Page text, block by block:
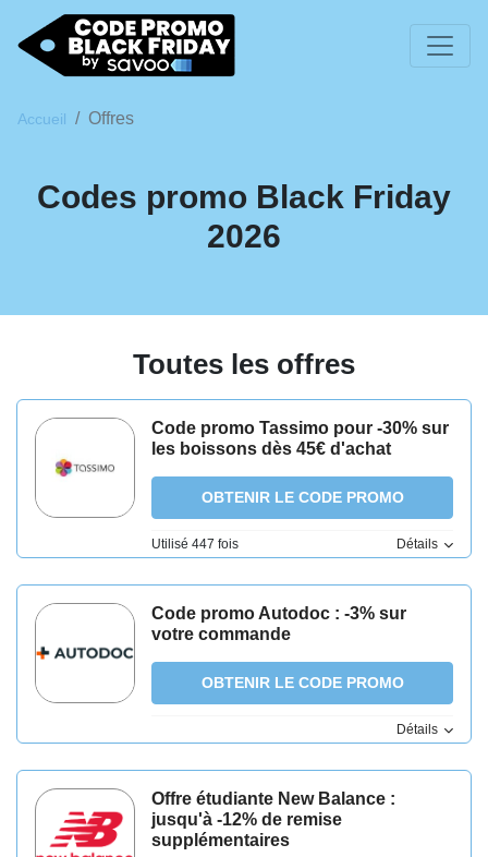
Accueil Offres
Codes promo Black Friday
2026
Toutes les offres
Code promo Tassimo pour -30% sur
les boissons dès 45€ d'achat
OBTENIR LE CODE PROMO
Utilisé 447 fois Détails
Code promo Autodoc : -3% sur
votre commande
OBTENIR LE CODE PROMO
Détails
Offre étudiante New Balance :
jusqu'à -12% de remise
supplémentaires